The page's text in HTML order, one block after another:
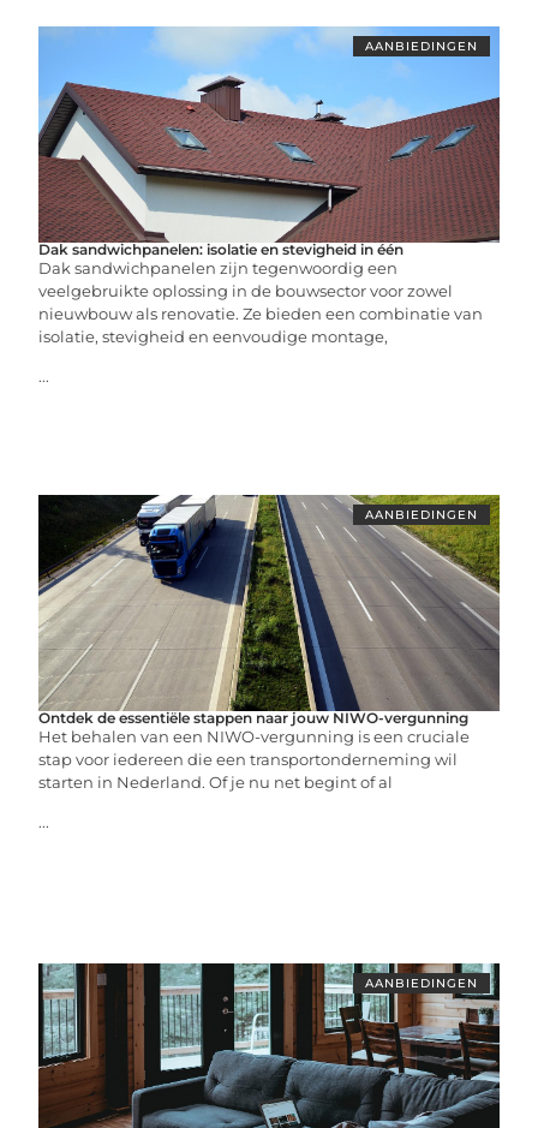
AANBIEDINGEN
Dak sandwichpanelen: isolatie en stevigheid in één
Dak sandwichpanelen zijn tegenwoordig een
veelgebruikte oplossing in de bouwsector voor zowel
nieuwbouw als renovatie. Ze bieden een combinatie van
isolatie, stevigheid en eenvoudige montage,
...
AANBIEDINGEN
Ontdek de essentiële stappen naar jouw NIWO-vergunning
Het behalen van een NIWO-vergunning is een cruciale
stap voor iedereen die een transportonderneming wil
starten in Nederland. Of je nu net begint of al
...
AANBIEDINGEN